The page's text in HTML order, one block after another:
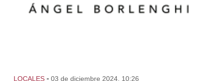
LOCALES - 03 de diciembre 2024, 10:26